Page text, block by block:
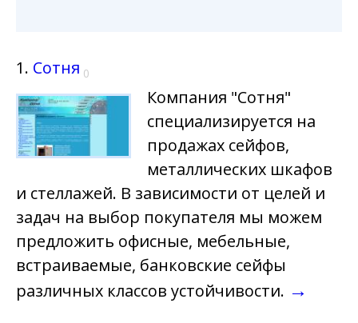
1. Сотня 0
Компания "Сотня"
специализируется на
продажах сейфов,
металлических шкафов
и стеллажей. В зависимости от целей и
задач на выбор покупателя мы можем
предложить офисные, мебельные,
встраиваемые, банковские сейфы
различных классов устойчивости. →